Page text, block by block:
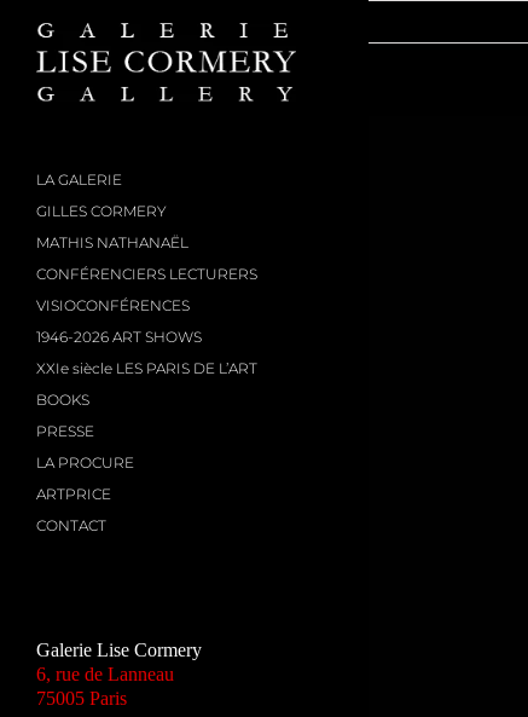
contenu
LA GALERIE
GILLES CORMERY
MATHIS NATHANAËL
CONFÉRENCIERS LECTURERS
VISIOCONFÉRENCES
1946-2026 ART SHOWS
XXIe siècle LES PARIS DE L’ART
BOOKS
PRESSE
LA PROCURE
ARTPRICE
CONTACT
Galerie Lise Cormery
6, rue de Lanneau
75005 Paris